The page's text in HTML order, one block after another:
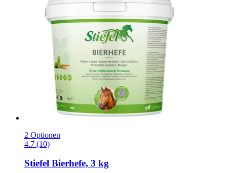
2 Optionen
4.7 (10)
Stiefel Bierhefe, 3 kg